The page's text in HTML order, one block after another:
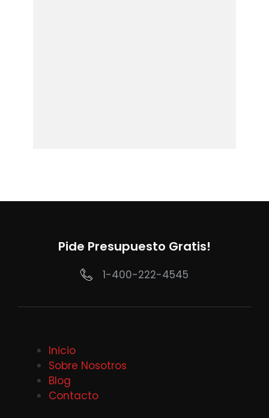
Pide Presupuesto Gratis!
1-400-222-4545
Inicio
Sobre Nosotros
Blog
Contacto